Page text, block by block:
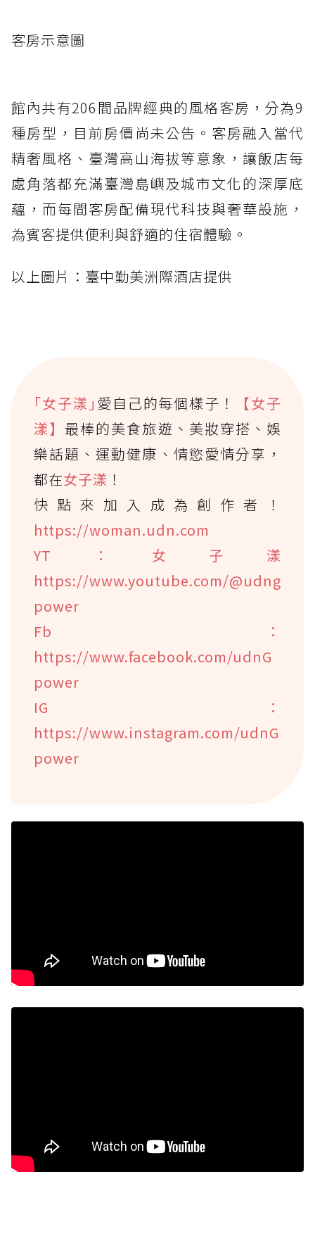
客房示意圖
館內共有206間品牌經典的風格客房，分為9
種房型，目前房價尚未公告。客房融入當代
精奢風格、臺灣高山海拔等意象，讓飯店每
處角落都充滿臺灣島嶼及城市文化的深厚底
蘊，而每間客房配備現代科技與奢華設施，
為賓客提供便利與舒適的住宿體驗。
以上圖片：臺中勤美洲際酒店提供
｢女子漾｣ 愛自己的每個樣子！
【女子
漾】最棒的美食旅遊、美妝穿搭、娛
樂話題、運動健康、情慾愛情分享，
都在女子漾 ！
快點來加入成為創作者！
https://woman.udn.com
YT：女子漾
https://www.youtube.com/@udng
power
Fb：
https://www.facebook.com/udnG
power
IG：
https://www.instagram.com/udnG
power